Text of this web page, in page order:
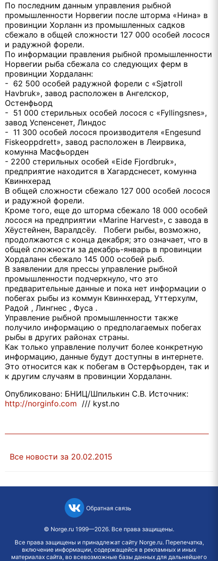
По последним данным управления рыбной
промышленности Норвегии после шторма «Нина» в
провинции Хорланн из промышленных садков
сбежало в общей сложности 127 000 особей лосося
и радужной форели.
По информации правления рыбной промышленности
Норвегии рыба сбежала со следующих ферм в
провинции Хордаланн:
- 62 500 особей радужной форели с «Sjøtroll
Havbruk», завод расположен в Ангелскор,
Остенфьорд
- 51 000 стерильных особей лосося с «Fyllingsnes»,
завод Успенсенет, Линдос
- 11 300 особей лосося производителя «Engesund
Fiskeoppdrett», завод расположен в Леирвика,
комунна Масфьорден
- 2200 стерильных особей «Eide Fjordbruk»,
предприятие находится в Хагардснесет, комунна
Квиннхерад
В общей сложности сбежало 127 000 особей лосося
и радужной форели.
Кроме того, еще до шторма сбежало 18 000 особей
лосося на предприятии «Marine Harvest», с завода в
Хёустейнен, Варалдсёу. Побеги рыбы, возможно,
продолжаются с конца декабря; это означает, что в
общей сложности за декабрь-январь в провинции
Хордаланн сбежало 145 000 особей рыб.
В заявлении для прессы управление рыбной
промышленности подчеркнуло, что это
предварительные данные и пока нет информации о
побегах рыбы из коммун Квиннхерад, Уттерхулм,
Радой , Лингнес , Фуса .
Управление рыбной промышленности также
получило информацию о предполагаемых побегах
рыбы в других районах страны.
Как только управление получит более конкретную
информацию, данные будут доступны в интернете.
Это относится как к побегам в Остерфьорден, так и
к другим случаям в провинции Хордаланн.
Опубликовано: БНИЦ/Шпилькин С.В. Источник:
http://norginfo.com /// kyst.no
Все новости за 20.02.2015
Обратная связь
© Norge.ru 1999—2026. Все права защищены.
Все права защищены и принадлежат сайту Norge.ru. Перепечатка,
включение информации, содержащейся в рекламных и иных
материалах сайта, во всевозможные базы данных для дальнейшего